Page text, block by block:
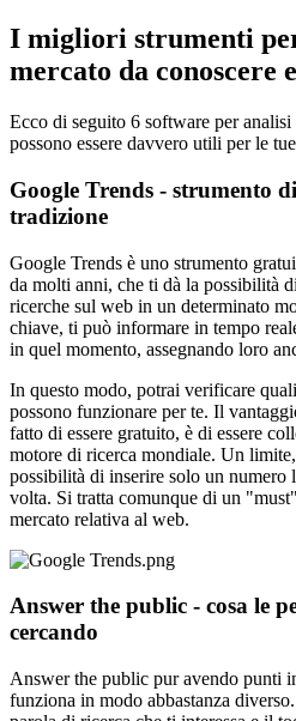
I migliori strumenti
mercato da conoscere
Ecco di seguito 6 software per
possono essere davvero utili per le
Google Trends - strumento
tradizione
Google Trends è uno strumento
da molti anni, che ti dà la possibilità
ricerche sul web in un determinato
chiave, ti può informare in tempo
in quel momento, assegnando loro
In questo modo, potrai verificare
possono funzionare per te. Il
fatto di essere gratuito, è di essere
motore di ricerca mondiale. Un
possibilità di inserire solo un numero
volta. Si tratta comunque di un
mercato relativa al web.
Answer the public - cosa le
cercando
Answer the public pur avendo punti
funziona in modo abbastanza